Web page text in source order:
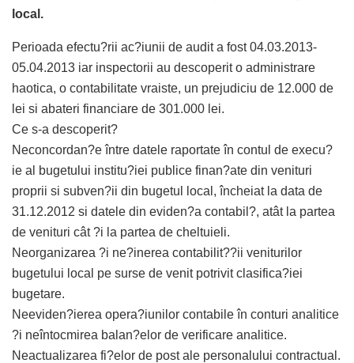
local.
Perioada efectu?rii ac?iunii de audit a fost 04.03.2013-
05.04.2013 iar inspectorii au descoperit o administrare
haotica, o contabilitate vraiste, un prejudiciu de 12.000 de
lei si abateri financiare de 301.000 lei.
Ce s-a descoperit?
Neconcordan?e între datele raportate în contul de execu?
ie al bugetului institu?iei publice finan?ate din venituri
proprii si subven?ii din bugetul local, încheiat la data de
31.12.2012 si datele din eviden?a contabil?, atât la partea
de venituri cât ?i la partea de cheltuieli.
Neorganizarea ?i ne?inerea contabilit??ii veniturilor
bugetului local pe surse de venit potrivit clasifica?iei
bugetare.
Neeviden?ierea opera?iunilor contabile în conturi analitice
?i neîntocmirea balan?elor de verificare analitice.
Neactualizarea fi?elor de post ale personalului contractual.